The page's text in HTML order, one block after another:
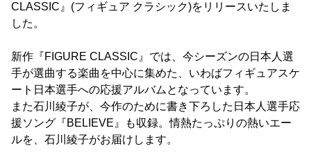
CLASSIC』(フィギュア クラシック)をリリースいたしま
した。
新作『FIGURE CLASSIC』では、今シーズンの日本人選
手が選曲する楽曲を中心に集めた、いわばフィギュアスケ
ート日本選手への応援アルバムとなっています。
また石川綾子が、今作のために書き下ろした日本人選手応
援ソング『BELIEVE』も収録。情熱たっぷりの熱いエー
ルを、石川綾子がお届けします。